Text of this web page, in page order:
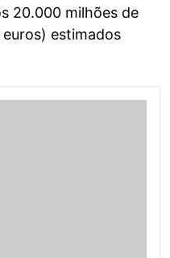
20.000 milhões de
estimados